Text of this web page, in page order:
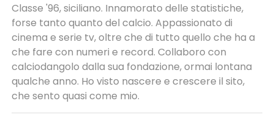
Classe '96, siciliano. Innamorato delle statistiche,
forse tanto quanto del calcio. Appassionato di
cinema e serie tv, oltre che di tutto quello che ha a
che fare con numeri e record. Collaboro con
calciodangolo dalla sua fondazione, ormai lontana
qualche anno. Ho visto nascere e crescere il sito,
che sento quasi come mio.